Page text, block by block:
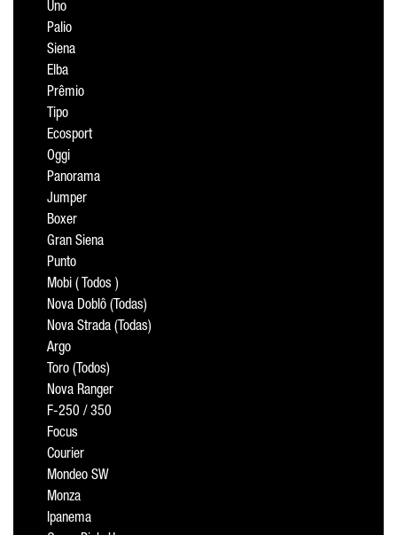
Uno
Palio
Siena
Elba
Prêmio
Tipo
Ecosport
Oggi
Panorama
Jumper
Boxer
Gran Siena
Punto
Mobi ( Todos )
Nova Doblô (Todas)
Nova Strada (Todas)
Argo
Toro (Todos)
Nova Ranger
F-250 / 350
Focus
Courier
Mondeo SW
Monza
Ipanema